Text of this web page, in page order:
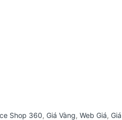
Shop 360, Giá Vàng, Web Giá,